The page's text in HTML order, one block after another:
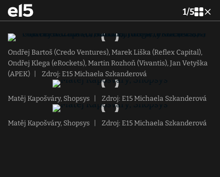
1/5
Ondřej Bartoš (Credo Ventures), Marek Liška (Reflex Capital),
Ondřej Klega (eRockets), Martin Rozhoň (Vivantis), Jan Vetyška
(APEK)
Zdroj: E15 Michaela Szkanderová
Matěj Kapošváry, Shopsys Zdroj: E15 Michaela Szkanderová
Matěj Kapošváry, Shopsys Zdroj: E15 Michaela Szkanderová